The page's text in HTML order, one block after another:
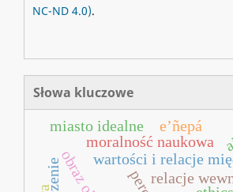
NC-ND 4.0).
Słowa kluczowe
wartości i relacje
relacje
moralność naukowa
e’ñepá
miasto idealne